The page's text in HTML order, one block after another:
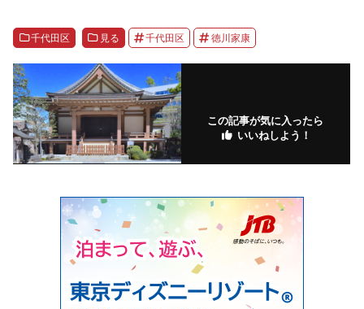
千代田区 見る 千代田区 徳川家康
この記事が気に入ったら
いいねしよう！